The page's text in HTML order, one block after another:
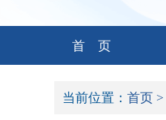
首 页
当前位置： 首页 >